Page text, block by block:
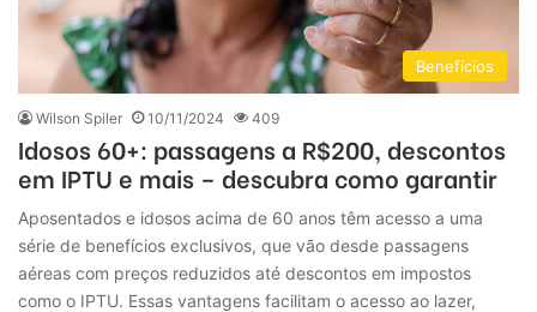
Benefícios
Wilson Spiler 10/11/2024 409
Idosos 60+: passagens a R$200, descontos
em IPTU e mais – descubra como garantir
Aposentados e idosos acima de 60 anos têm acesso a uma
série de benefícios exclusivos, que vão desde passagens
aéreas com preços reduzidos até descontos em impostos
como o IPTU. Essas vantagens facilitam o acesso ao lazer,